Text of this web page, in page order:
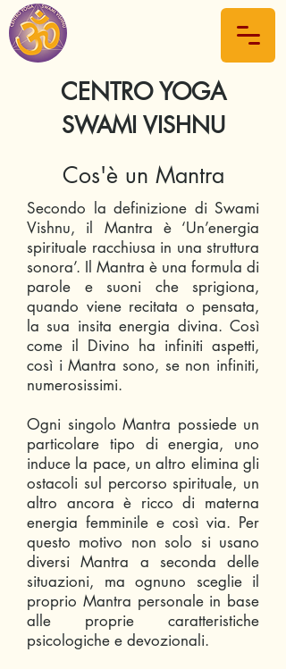
CENTRO YOGA
SWAMI VISHNU
Cos'è un Mantra
Secondo la definizione di Swami
Vishnu, il Mantra è ‘Un’energia
spirituale racchiusa in una struttura
sonora’. Il Mantra è una formula di
parole e suoni che sprigiona,
quando viene recitata o pensata,
la sua insita energia divina. Così
come il Divino ha infiniti aspetti,
così i Mantra sono, se non infiniti,
numerosissimi.
Ogni singolo Mantra possiede un
particolare tipo di energia, uno
induce la pace, un altro elimina gli
ostacoli sul percorso spirituale, un
altro ancora è ricco di materna
energia femminile e così via. Per
questo motivo non solo si usano
diversi Mantra a seconda delle
situazioni, ma ognuno sceglie il
proprio Mantra personale in base
alle proprie caratteristiche
psicologiche e devozionali.